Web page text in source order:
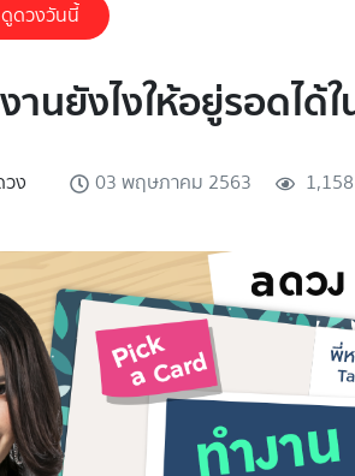
ดูดวงวันนี้
านยังไงให้อยู่รอดไ
วง 03 พฤษภาคม 2563 1,158